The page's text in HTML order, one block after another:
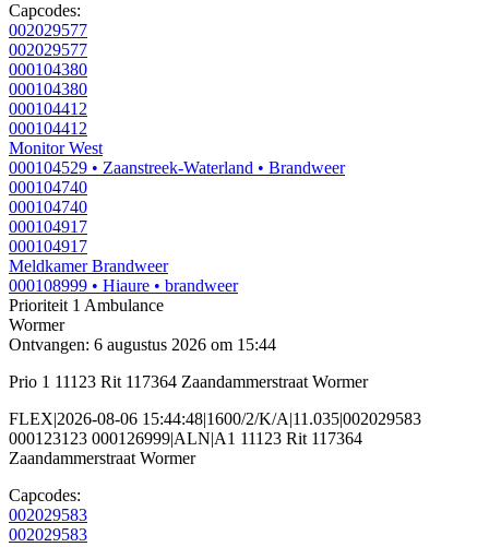
Capcodes:
002029577
002029577
000104380
000104380
000104412
000104412
Monitor West
000104529 • Zaanstreek-Waterland • Brandweer
000104740
000104740
000104917
000104917
Meldkamer Brandweer
000108999 • Hiaure • brandweer
Prioriteit 1 Ambulance
Wormer
Ontvangen: 6 augustus 2026 om 15:44
Prio 1 11123 Rit 117364 Zaandammerstraat Wormer
FLEX|2026-08-06 15:44:48|1600/2/K/A|11.035|002029583
000123123 000126999|ALN|A1 11123 Rit 117364
Zaandammerstraat Wormer
Capcodes:
002029583
002029583